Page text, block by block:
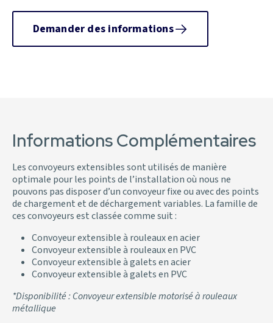
Demander des informations
Informations Complémentaires
Les convoyeurs extensibles sont utilisés de manière
optimale pour les points de l’installation où nous ne
pouvons pas disposer d’un convoyeur fixe ou avec des points
de chargement et de déchargement variables. La famille de
ces convoyeurs est classée comme suit :
Convoyeur extensible à rouleaux en acier
Convoyeur extensible à rouleaux en PVC
Convoyeur extensible à galets en acier
Convoyeur extensible à galets en PVC
*Disponibilité : Convoyeur extensible motorisé à rouleaux
métallique